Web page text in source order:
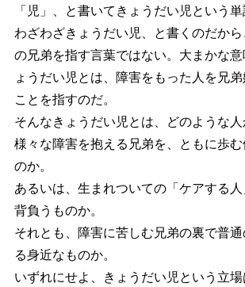
「児」、と書いてきょうだい児という単
わざわざきょうだい児、と書くのだか
の兄弟を指す言葉ではない。大まかな
ょうだい児とは、障害をもった人を兄
ことを指すのだ。
そんなきょうだい児とは、どのような人
様々な障害を抱える兄弟を、ともに歩
のか。
あるいは、生まれついての「ケアする
背負うものか。
それとも、障害に苦しむ兄弟の裏で普
る身近なものか。
いずれにせよ、きょうだい児という立